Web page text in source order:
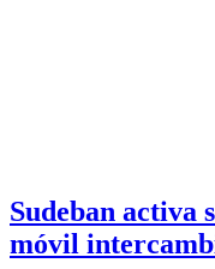
Sudeban activa
móvil